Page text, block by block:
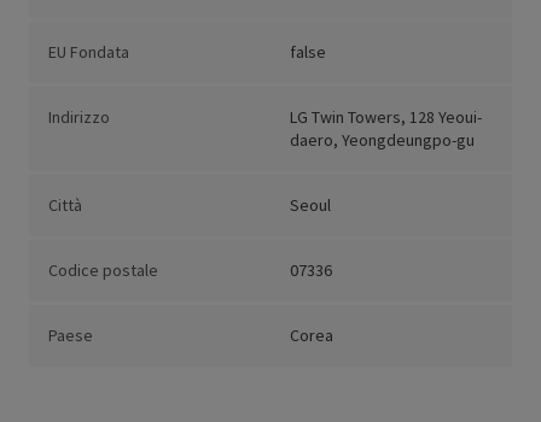
EU Fondata false
Indirizzo
LG Twin Towers, 128 Yeoui-
daero, Yeongdeungpo-gu
Città Seoul
Codice postale 07336
Paese Corea